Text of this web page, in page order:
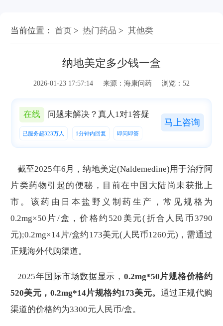
当前位置： 首页 > 热门药品 > 其他类
纳地美定多少钱一盒
2026-01-23 17:57:14 来源：海康问药 浏览：52
在线 问题未解决？真人1对1答疑
已服务超323万人 1分钟内回复 即问即答
马上咨询
截至2025年6月，纳地美定(Naldemedine)用于治疗阿
片类药物引起的便秘，目前在中国大陆尚未获批上
市。该药由日本盐野义制药生产，常见规格为
0.2mg×50片/盒，价格约520美元(折合人民币3790
元);0.2mg×14片/盒约173美元(人民币1260元)，需通过
正规海外代购渠道。
2025年国际市场数据显示， 0.2mg*50片规格价格约
520美元，0.2mg*14片规格约173美元。 通过正规代购
渠道的价格约为3300元人民币/盒。